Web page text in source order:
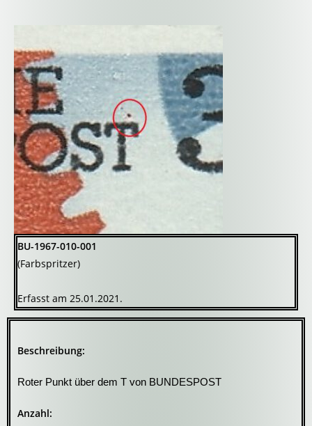
BU-1967-010-001
(Farbspritzer)
Erfasst am 25.01.2021.
Beschreibung:
Roter Punkt über dem T von BUNDESPOST
Anzahl: